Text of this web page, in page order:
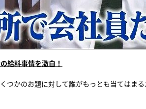
給料事情を激白！
つかのお題に対して誰がもっとも当てはま